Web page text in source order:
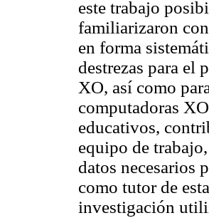
este trabajo
familiarizaron
en forma
destrezas para el
XO, así como
computadoras
educativos,
equipo de
datos necesarios
como tutor de
investigación